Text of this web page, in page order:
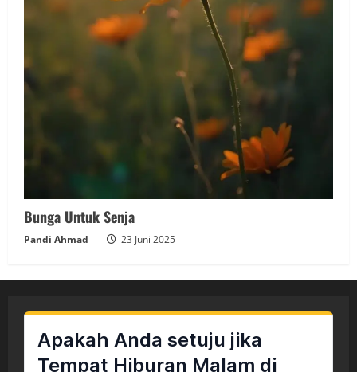
Bunga Untuk Senja
Pandi Ahmad 23 Juni 2025